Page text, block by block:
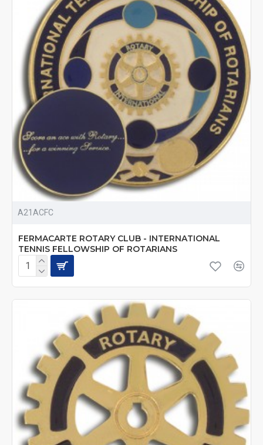
A21ACFC
FERMACARTE ROTARY CLUB - INTERNATIONAL
TENNIS FELLOWSHIP OF ROTARIANS